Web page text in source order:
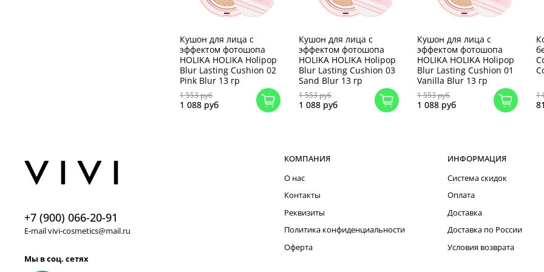
Кушон для лица с
эффектом фотошопа
HOLIKA HOLIKA Holipop
Blur Lasting Cushion 02
Pink Blur 13 гр
1 553 руб
1 088 руб
Кушон для лица с
эффектом фотошопа
HOLIKA HOLIKA Holipop
Blur Lasting Cushion 03
Sand Blur 13 гр
1 553 руб
1 088 руб
Кушон для лица с
эффектом фотошопа
HOLIKA HOLIKA Holipop
Blur Lasting Cushion 01
Vanilla Blur 13 гр
1 553 руб
1 088 руб
1
КОМПАНИЯ
О нас
Контакты
Реквизиты
Политика конфиденциальности
Оферта
ИНФОРМАЦИЯ
Система скидок
Оплата
Доставка
Доставка по России
Условия возврата
+7 (900) 066-20-91
E-mail vivi-cosmetics@mail.ru
Мы в соц. сетях